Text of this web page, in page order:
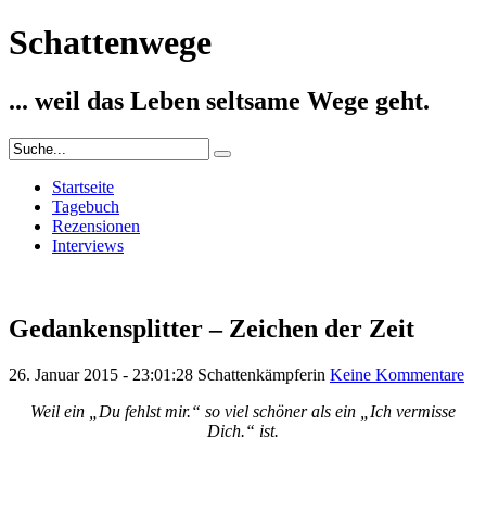
Schattenwege
... weil das Leben seltsame Wege geht.
Startseite
Tagebuch
Rezensionen
Interviews
Gedankensplitter – Zeichen der Zeit
26. Januar 2015 - 23:01:28 Schattenkämpferin Keine Kommentare
Weil ein „Du fehlst mir.“ so viel schöner als ein „Ich vermisse
Dich.“ ist.